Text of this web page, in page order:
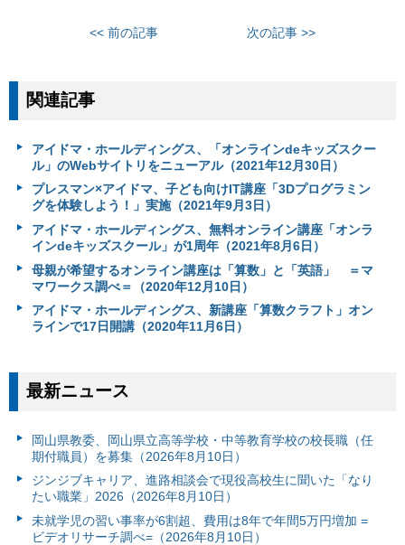
<< 前の記事 次の記事 >>
関連記事
アイドマ・ホールディングス、「オンラインdeキッズスクー
ル」のWebサイトリをニューアル（2021年12月30日）
プレスマン×アイドマ、子ども向けIT講座「3Dプログラミン
グを体験しよう！」実施（2021年9月3日）
アイドマ・ホールディングス、無料オンライン講座「オンラ
インdeキッズスクール」が1周年（2021年8月6日）
母親が希望するオンライン講座は「算数」と「英語」 ＝マ
マワークス調べ＝（2020年12月10日）
アイドマ・ホールディングス、新講座「算数クラフト」オン
ラインで17日開講（2020年11月6日）
最新ニュース
岡山県教委、岡山県立高等学校・中等教育学校の校長職（任
期付職員）を募集（2026年8月10日）
ジンジブキャリア、進路相談会で現役高校生に聞いた「なり
たい職業」2026（2026年8月10日）
未就学児の習い事率が6割超、費用は8年で年間5万円増加 =
ビデオリサーチ調べ=（2026年8月10日）